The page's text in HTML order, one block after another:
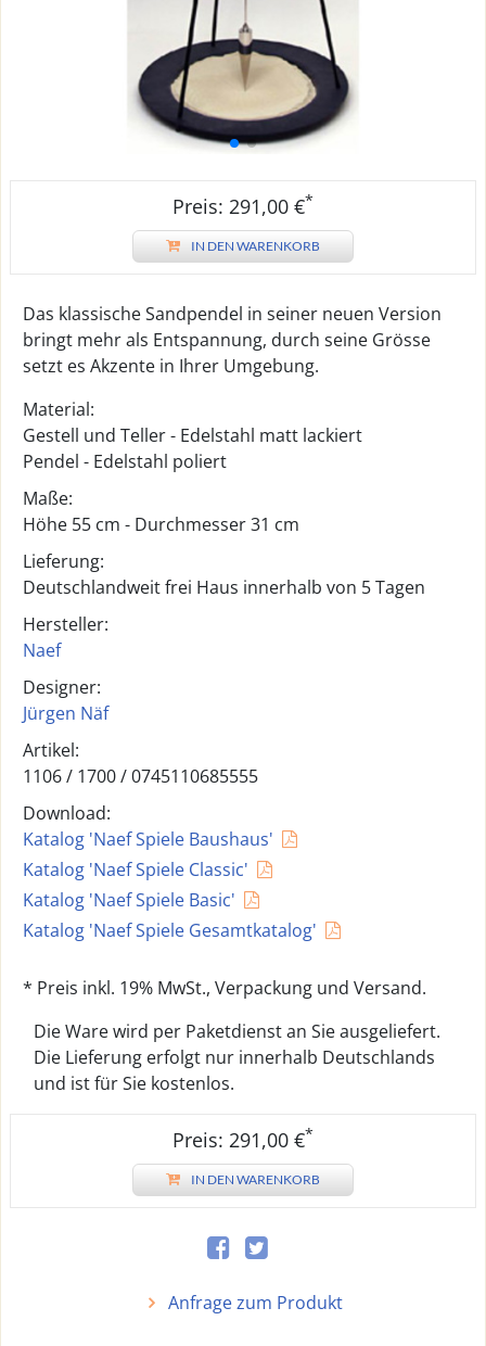
Preis: 291,00 €*
IN DEN WARENKORB
Das klassische Sandpendel in seiner neuen Version
bringt mehr als Entspannung, durch seine Grösse
setzt es Akzente in Ihrer Umgebung.
Material:
Gestell und Teller - Edelstahl matt lackiert
Pendel - Edelstahl poliert
Maße:
Höhe 55 cm - Durchmesser 31 cm
Lieferung:
Deutschlandweit frei Haus innerhalb von 5 Tagen
Hersteller:
Naef
Designer:
Jürgen Näf
Artikel:
1106 / 1700/0745110685555
Download:
Katalog 'Naef Spiele Baushaus'
Katalog 'Naef Spiele Classic'
Katalog 'Naef Spiele Basic'
Katalog 'Naef Spiele Gesamtkatalog'
* Preis inkl. 19% MwSt., Verpackung und Versand.
Die Ware wird per Paketdienst an Sie ausgeliefert.
Die Lieferung erfolgt nur innerhalb Deutschlands
und ist für Sie kostenlos.
Preis: 291,00 €*
IN DEN WARENKORB
Anfrage zum Produkt